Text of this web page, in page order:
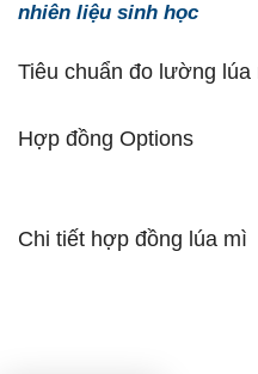
nhiên liệu sinh học
Tiêu chuẩn đo lường lúa
Hợp đồng Options
Chi tiết hợp đồng lúa mì